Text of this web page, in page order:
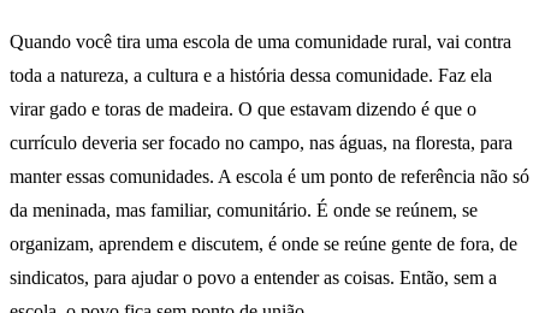
Quando você tira uma escola de uma comunidade rural, vai contra
toda a natureza, a cultura e a história dessa comunidade. Faz ela
virar gado e toras de madeira. O que estavam dizendo é que o
currículo deveria ser focado no campo, nas águas, na floresta, para
manter essas comunidades. A escola é um ponto de referência não só
da meninada, mas familiar, comunitário. É onde se reúnem, se
organizam, aprendem e discutem, é onde se reúne gente de fora, de
sindicatos, para ajudar o povo a entender as coisas. Então, sem a